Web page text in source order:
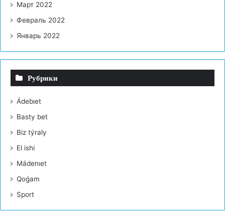
Март 2022
Февраль 2022
Январь 2022
Рубрики
Ádebıet
Basty bet
Bіz týraly
El іshі
Mádenıet
Qoǵam
Sport